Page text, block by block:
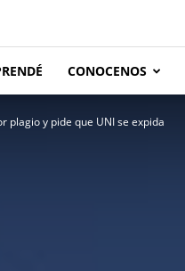
CONOCENOS
plagio y pide que UNI se expida